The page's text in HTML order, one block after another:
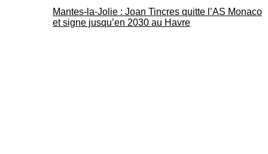
Mantes-la-Jolie : Joan Tincres quitte l’AS Monaco
et signe jusqu’en 2030 au Havre